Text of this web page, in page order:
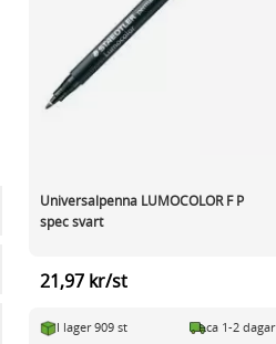
Universalpenna LUMOCOLOR F P
spec svart
21,97 kr/st
I lager 909 st ca 1-2 dagar